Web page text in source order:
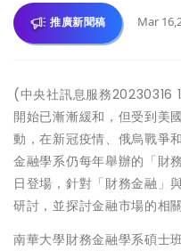
推廣新聞稿 Mar
(中央社訊息服務20230316
開始已漸漸緩和，但受到美
動，在新冠疫情、俄烏戰爭
金融學系仍每年舉辦的「財
日登場，針對「財務金融」
研討，並探討金融市場的相關
南華大學財務金融學系碩士